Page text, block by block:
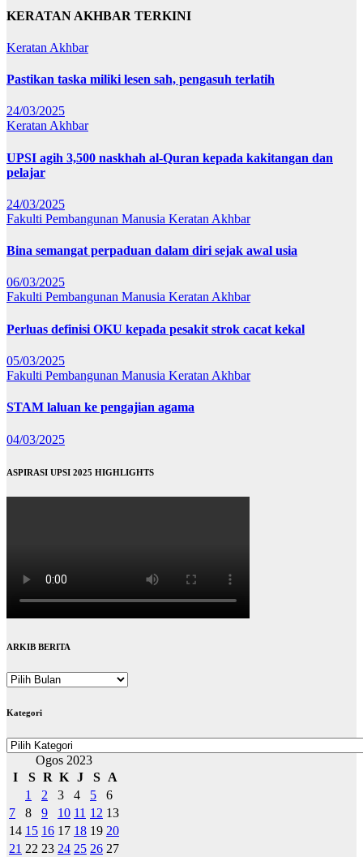
KERATAN AKHBAR TERKINI
Keratan Akhbar
Pastikan taska miliki lesen sah, pengasuh terlatih
24/03/2025
Keratan Akhbar
UPSI agih 3,500 naskhah al-Quran kepada kakitangan dan
pelajar
24/03/2025
Fakulti Pembangunan Manusia Keratan Akhbar
Bina semangat perpaduan dalam diri sejak awal usia
06/03/2025
Fakulti Pembangunan Manusia Keratan Akhbar
Perluas definisi OKU kepada pesakit strok cacat kekal
05/03/2025
Fakulti Pembangunan Manusia Keratan Akhbar
STAM laluan ke pengajian agama
04/03/2025
ASPIRASI UPSI 2025 HIGHLIGHTS
ARKIB BERITA
ARKIB
Kategori
Kategori
Ogos 2023
I
S R K J S
A
1
2 3 4 5
6
7
8 9 10 11 12 13
14 15 16 17 18 19 20
21 22 23 24 25 26 27